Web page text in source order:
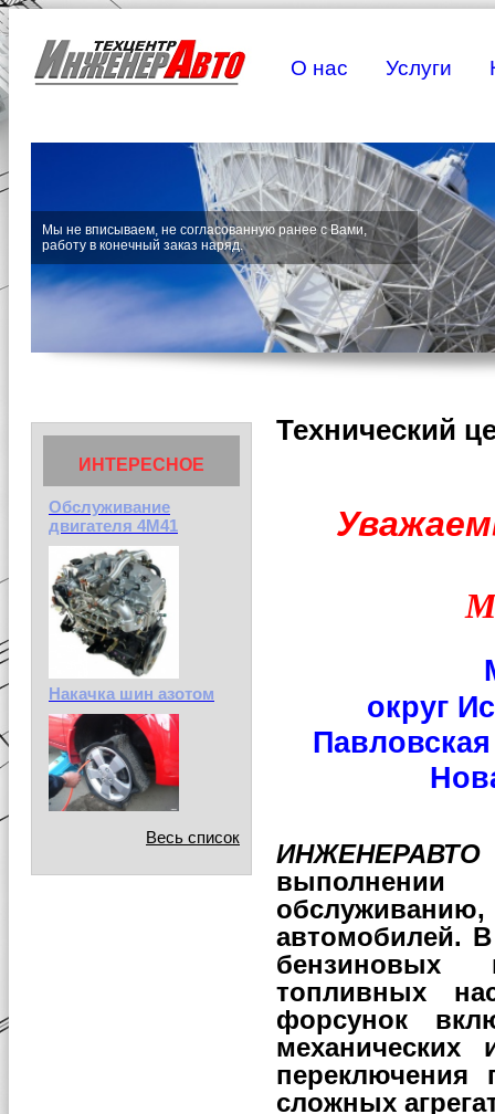
О нас Услуги
Мы не вписываем, не согласованную
работу в конечный заказ наряд.
ИНТЕРЕСНОЕ
Обслуживание
двигателя 4М41
Накачка шин азотом
Весь список
Технический
округ
ИНЖЕНЕРАВТО
автомобилей.
бензиновых
топливных
форсунок
механических
переключения
сложных